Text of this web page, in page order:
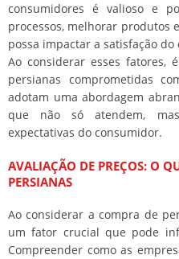
consumidores é valioso e
processos, melhorar produtos
possa impactar a satisfação do
Ao considerar esses fatores,
persianas comprometidas
adotam uma abordagem
que não só atendem,
expectativas do consumidor.
AVALIAÇÃO DE PREÇOS: O
PERSIANAS
Ao considerar a compra de
um fator crucial que pode
Compreender como as